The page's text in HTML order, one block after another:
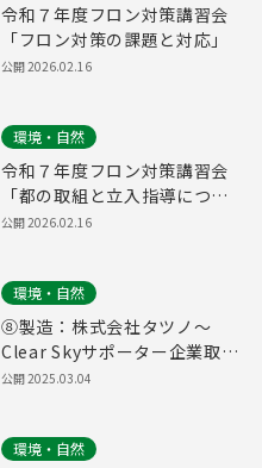
令和７年度フロン対策講習会
「フロン対策の課題と対応」
公開2026.02.16
環境・自然
令和７年度フロン対策講習会
「都の取組と立入指導につい
て」
公開2026.02.16
環境・自然
⑧製造：株式会社タツノ～
Clear Skyサポーター企業取組
紹介～
公開2025.03.04
環境・自然